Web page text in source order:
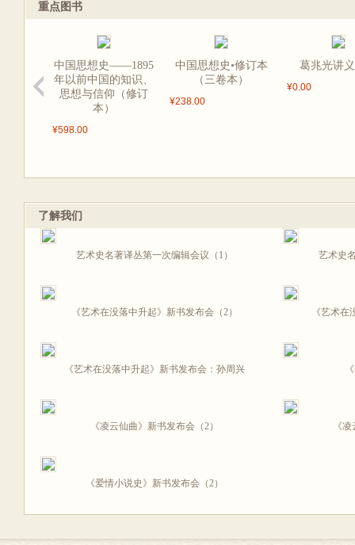
重点图书
中国思想史——1895
年以前中国的知识、
思想与信仰（修订
本）
¥598.00
中国思想史•修订本
（三卷本）
¥238.00
葛兆光讲
¥0.00
了解我们
艺术史名著译丛第一次编辑会议（1） 艺术史
《艺术在没落中升起》新书发布会（2） 《艺术
《艺术在没落中升起》新书发布会：孙周兴
《凌云仙曲》新书发布会（2） 《
《爱情小说史》新书发布会（2）